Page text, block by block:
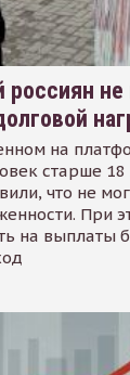
на
старше 18
что не
При
на выплаты